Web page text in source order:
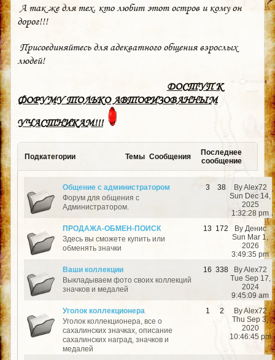
А так же для тех, кто любит этот остров и кому он
дорог!!!
Присоединяйтесь для адекватного общения взрослых
людей!
ДОСТУП К
ФОРУМУ ТОЛЬКО АВТОРИЗОВАННЫМ
УЧАСТНИКАМ!!!
Подкатегории Темы Сообщения
Последнее
сообщение
Общение с администратором
Форум для общения с
Администратором.
3 38
By Alex72
Sun Dec 14,
2025
1:32:28 pm
ПРОДАЖА-ОБМЕН-ПОИСК
Здесь вы сможете купить или
обменять значки
13 172
By Денис
Sun Mar 1,
2026
3:49:35 pm
Ваши коллекции
Выкладываем фото своих коллекций
значков и медалей
16 338
By Alex72
Tue Sep 17,
2024
9:45:09 am
Уголок коллекционера
Уголок коллекционера, все о
сахалинских значках, описание
сахалинских наград, значков и
медалей
1 2
By Alex72
Thu Sep 3,
2020
10:46:45 pm